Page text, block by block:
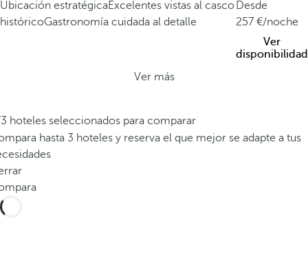
Ubicación estratégicaExcelentes vistas al casco
históricoGastronomía cuidada al detalle
Desde
257
/noche
Ver
disponibilidad
Ver más
hoteles seleccionados para comparar
hasta 3 hoteles y reserva el que mejor se adapte a tus